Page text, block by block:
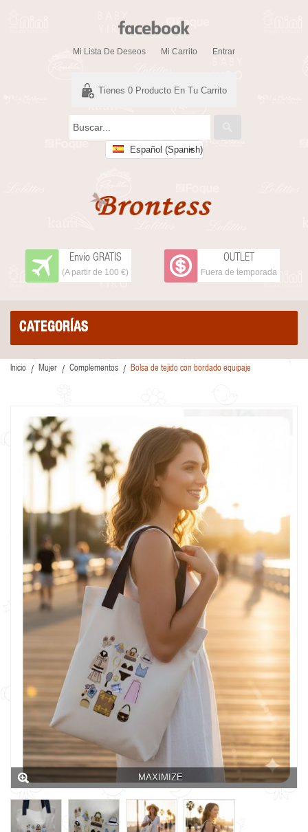
Mi Lista De Deseos Mi Carrito Entrar
Tienes 0 Producto En Tu Carrito
Español (Spanish)
Envío GRATIS
(A partir de 100 €)
OUTLET
Fuera de temporada
CATEGORÍAS
Inicio Mujer Complementos Bolsa de tejido con bordado equipaje
MAXIMIZE